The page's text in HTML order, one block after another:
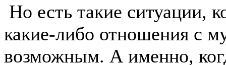
Но есть такие ситуации,
какие-либо отношения с
возможным. А именно,